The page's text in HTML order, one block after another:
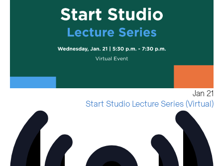
Jan
Start Studio Lecture Series (Virtual)